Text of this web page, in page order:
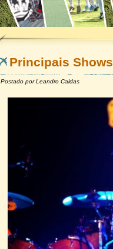
Principais
Postado porLeandro Caldas